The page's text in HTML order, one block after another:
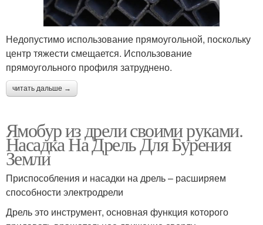
Недопустимо использование прямоугольной, поскольку
центр тяжести смещается. Использование
прямоугольного профиля затруднено.
читать дальше →
Ямобур из дрели своими руками.
Насадка На Дрель Для Бурения
Земли
Приспособления и насадки на дрель – расширяем
способности электродрели
Дрель это инструмент, основная функция которого